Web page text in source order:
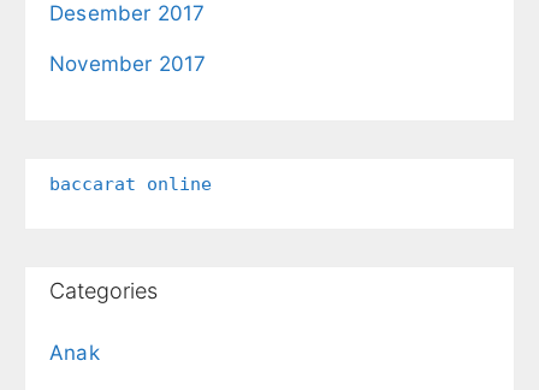
Desember 2017
November 2017
baccarat online
Categories
Anak